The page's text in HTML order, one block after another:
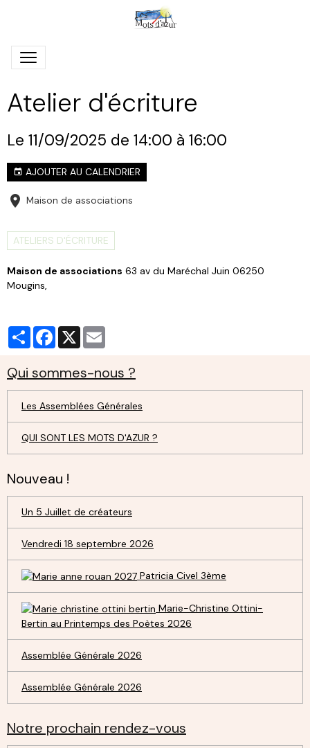
Atelier d'écriture
Le 11/09/2025 de 14:00 à 16:00
AJOUTER AU CALENDRIER
Maison de associations
ATELIERS D'ÉCRITURE
Maison de associations 63 av du Maréchal Juin 06250
Mougins,
PartagerFacebook
X
Qui sommes-nous ?
Les Assemblées Générales
QUI SONT LES MOTS D'AZUR ?
Nouveau !
Un 5 Juillet de créateurs
Vendredi 18 septembre 2026
Patricia Civel 3ème
Marie-Christine Ottini-
Bertin au Printemps des Poètes 2026
Assemblée Générale 2026
Assemblée Générale 2026
Notre prochain rendez-vous